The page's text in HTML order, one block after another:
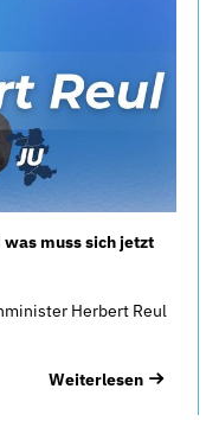
muss sich jetzt
Herbert Reul
Weiterlesen